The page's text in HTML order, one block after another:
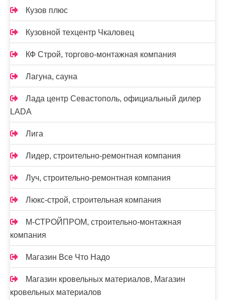
Кузов плюс
Кузовной техцентр Чкаловец
КФ Строй, торгово-монтажная компания
Лагуна, сауна
Лада центр Севастополь, официальный дилер
LADA
Лига
Лидер, строительно-ремонтная компания
Луч, строительно-ремонтная компания
Люкс-строй, строительная компания
М-СТРОЙПРОМ, строительно-монтажная
компания
Магазин Все Что Надо
Магазин кровельных материалов, Магазин
кровельных материалов